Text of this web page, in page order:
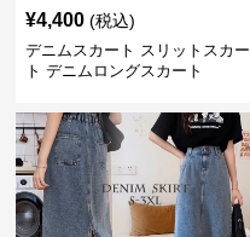
¥4,400 (税込)
デニムスカート スリットスカー
ト デニムロングスカート